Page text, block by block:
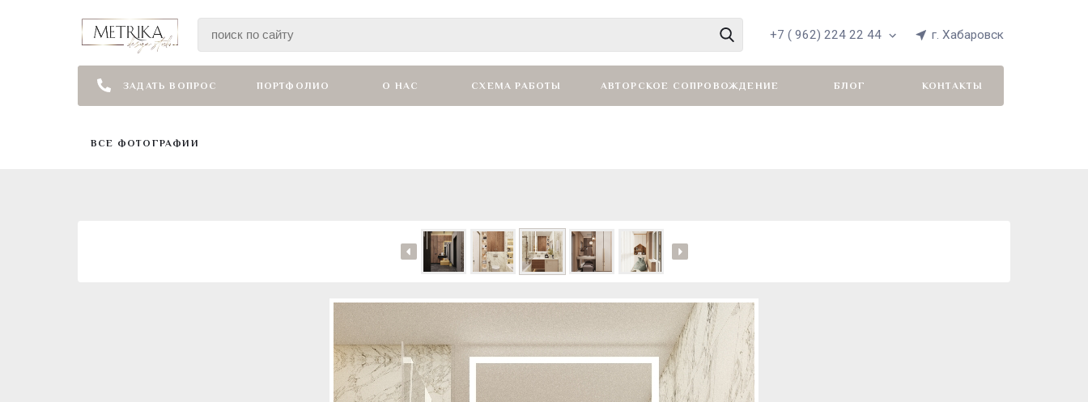
+7 ( 962) 224 22 44 г. Хабаровск
ЗАДАТЬ ВОПРОС ПОРТФОЛИО О НАС СХЕМА РАБОТЫ АВТОРСКОЕ СОПРОВОЖДЕНИЕ БЛОГ КОНТАКТЫ
ВСЕ ФОТОГРАФИИ